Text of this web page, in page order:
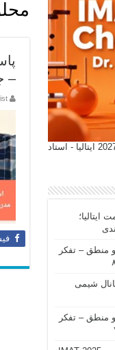
–
ثبت نام دوره جامع آنلاین شیمی آیمت 2027 ایتالیا - استاد
ایتالیا؛
و منطق – تفکر
شیمی
و منطق – تفکر